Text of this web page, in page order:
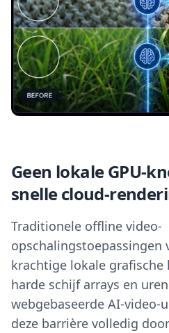
Geen lokale GPU-
snelle cloud-
Traditionele offline video-
opschalingstoepassingen
krachtige lokale grafische
harde schijf arrays en
webgebaseerde AI-video-
deze barrière volledig